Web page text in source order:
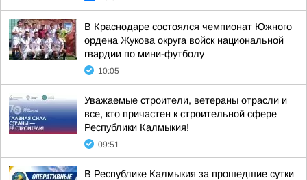
В Краснодаре состоялся чемпионат Южного
ордена Жукова округа войск национальной
гвардии по мини-футболу
10:05
Уважаемые строители, ветераны отрасли и
все, кто причастен к строительной сфере
Республики Калмыкия!
09:51
В Республике Калмыкия за прошедшие сутки